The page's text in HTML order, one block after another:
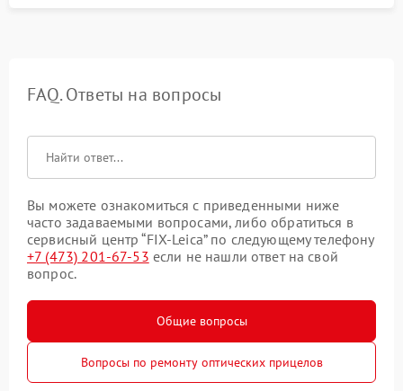
FAQ. Ответы на вопросы
Вы можете ознакомиться с приведенными ниже
часто задаваемыми вопросами, либо обратиться в
сервисный центр “FIX-Leica” по следующему телефону
+7 (473) 201-67-53 если не нашли ответ на свой
вопрос.
Общие вопросы
Вопросы по ремонту оптических прицелов